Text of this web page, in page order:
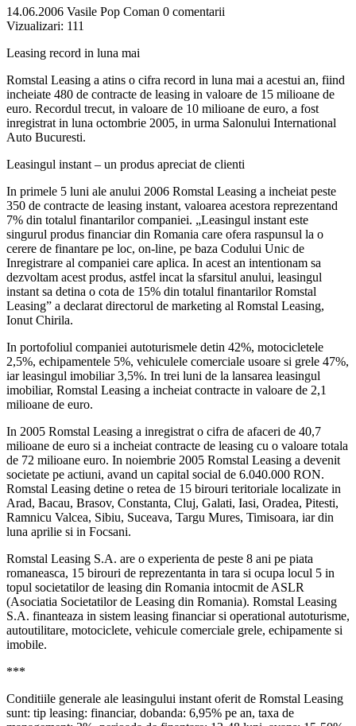
14.06.2006 Vasile Pop Coman 0 comentarii
Vizualizari: 111
Leasing record in luna mai
Romstal Leasing a atins o cifra record in luna mai a acestui an, fiind
incheiate 480 de contracte de leasing in valoare de 15 milioane de
euro. Recordul trecut, in valoare de 10 milioane de euro, a fost
inregistrat in luna octombrie 2005, in urma Salonului International
Auto Bucuresti.
Leasingul instant – un produs apreciat de clienti
In primele 5 luni ale anului 2006 Romstal Leasing a incheiat peste
350 de contracte de leasing instant, valoarea acestora reprezentand
7% din totalul finantarilor companiei. „Leasingul instant este
singurul produs financiar din Romania care ofera raspunsul la o
cerere de finantare pe loc, on-line, pe baza Codului Unic de
Inregistrare al companiei care aplica. In acest an intentionam sa
dezvoltam acest produs, astfel incat la sfarsitul anului, leasingul
instant sa detina o cota de 15% din totalul finantarilor Romstal
Leasing” a declarat directorul de marketing al Romstal Leasing,
Ionut Chirila.
In portofoliul companiei autoturismele detin 42%, motocicletele
2,5%, echipamentele 5%, vehiculele comerciale usoare si grele 47%,
iar leasingul imobiliar 3,5%. In trei luni de la lansarea leasingul
imobiliar, Romstal Leasing a incheiat contracte in valoare de 2,1
milioane de euro.
In 2005 Romstal Leasing a inregistrat o cifra de afaceri de 40,7
milioane de euro si a incheiat contracte de leasing cu o valoare totala
de 72 milioane euro. In noiembrie 2005 Romstal Leasing a devenit
societate pe actiuni, avand un capital social de 6.040.000 RON.
Romstal Leasing detine o retea de 15 birouri teritoriale localizate in
Arad, Bacau, Brasov, Constanta, Cluj, Galati, Iasi, Oradea, Pitesti,
Ramnicu Valcea, Sibiu, Suceava, Targu Mures, Timisoara, iar din
luna aprilie si in Focsani.
Romstal Leasing S.A. are o experienta de peste 8 ani pe piata
romaneasca, 15 birouri de reprezentanta in tara si ocupa locul 5 in
topul societatilor de leasing din Romania intocmit de ASLR
(Asociatia Societatilor de Leasing din Romania). Romstal Leasing
S.A. finanteaza in sistem leasing financiar si operational autoturisme,
autoutilitare, motociclete, vehicule comerciale grele, echipamente si
imobile.
***
Conditiile generale ale leasingului instant oferit de Romstal Leasing
sunt: tip leasing: financiar, dobanda: 6,95% pe an, taxa de